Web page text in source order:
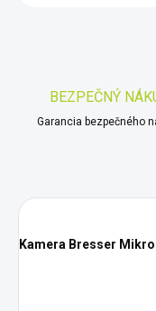
BEZPEČNÝ
Garancia bezpečného
Kamera Bresser